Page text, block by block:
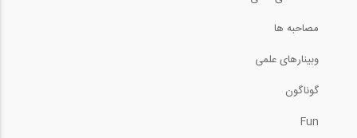
مصاحبه ها
وبینارهای علمی
گوناگون
Fun